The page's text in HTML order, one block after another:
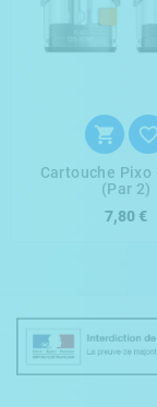
 
Cartouche Pixo
(Par 2)
7,80 €